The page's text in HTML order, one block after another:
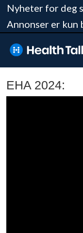
Nyheter for deg
Annonser er kun
EHA 2024: